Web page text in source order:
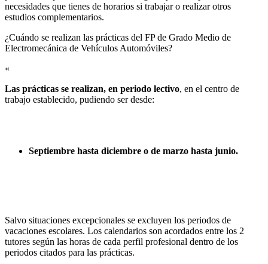
necesidades que tienes de horarios si trabajar o realizar otros
estudios complementarios.
¿Cuándo se realizan las prácticas del FP de Grado Medio de
Electromecánica de Vehículos Automóviles?​
«
Las prácticas se realizan, en periodo lectivo, en el centro de
trabajo establecido, pudiendo ser desde:
Septiembre hasta diciembre o de marzo hasta junio.
Salvo situaciones excepcionales se excluyen los periodos de
vacaciones escolares. Los calendarios son acordados entre los 2
tutores según las horas de cada perfil profesional dentro de los
periodos citados para las prácticas.